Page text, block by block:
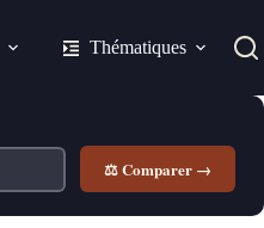
Thématiques
⚖ Comparer →